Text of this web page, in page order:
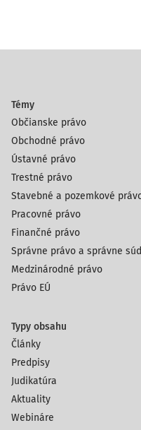
Témy
Občianske právo
Obchodné právo
Ústavné právo
Trestné právo
Stavebné a pozemkové
Pracovné právo
Finančné právo
Správne právo a správne
Medzinárodné právo
Právo EÚ
Typy obsahu
Články
Predpisy
Judikatúra
Aktuality
Webináre